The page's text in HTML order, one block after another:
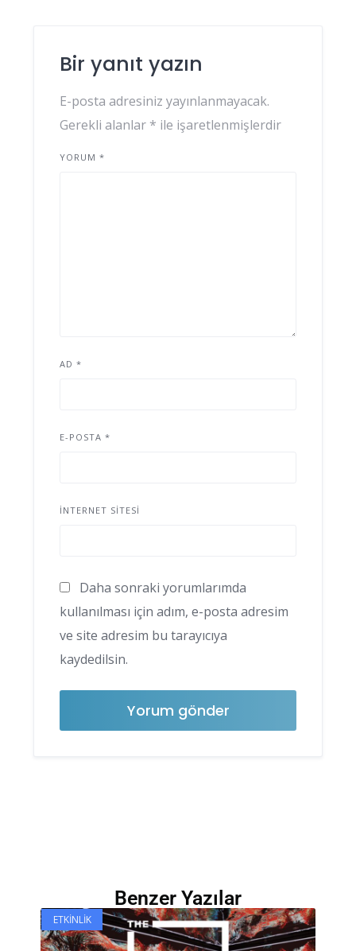
Bir yanıt yazın
E-posta adresiniz yayınlanmayacak.
Gerekli alanlar * ile işaretlenmişlerdir
YORUM *
AD *
E-POSTA *
İNTERNET SITESI
Daha sonraki yorumlarımda
kullanılması için adım, e-posta adresim
ve site adresim bu tarayıcıya
kaydedilsin.
Benzer Yazılar
ETKINLIK